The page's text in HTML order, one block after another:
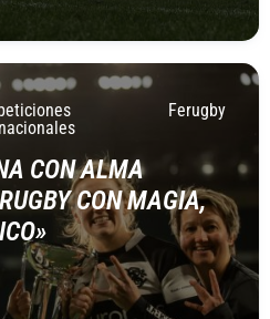
Ferugby
CON ALMA
CON MAGIA,